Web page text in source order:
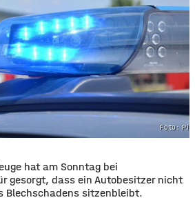
Foto:
hat am Sonntag bei
gesorgt, dass ein Autobesitzer nicht
Blechschadens sitzenbleibt.